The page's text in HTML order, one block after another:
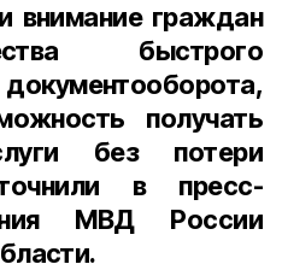
внимание граждан
быстрого
получать
без потери
в пресс-
МВД России